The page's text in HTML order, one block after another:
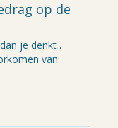
op de
je denkt .
van